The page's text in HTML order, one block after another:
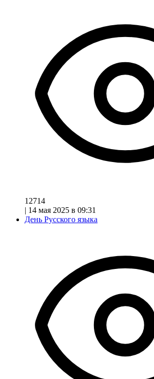
12714
| 14 мая 2025 в 09:31
День Русского языка